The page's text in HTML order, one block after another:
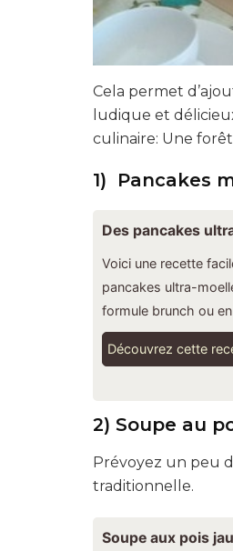
Cela permet
ludique et
culinaire: Une
1) Pancakes
Des pancakes
Voici une recette
pancakes ultra-
formule brunch ou
Découvrez cette
2) Soupe au
Prévoyez un peu
traditionnelle.
Soupe aux pois